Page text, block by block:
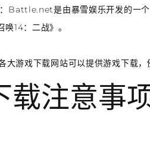
Battle.net是由暴雪娱乐开发的一
14：二战》。
大游戏下载网站可以提供游戏下载，
载注意事